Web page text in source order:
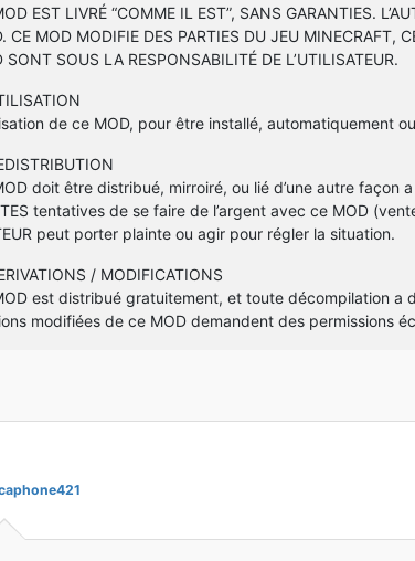
EST LIVRÉ “COMME IL EST”, SANS GARANTIES.
CE MOD MODIFIE DES PARTIES DU JEU MINECRAFT,
SONT SOUS LA RESPONSABILITÉ DE L’UTILISATEUR.
de ce MOD, pour être installé, automatiquement
doit être distribué, mirroiré, ou lié d’une autre façon
tentatives de se faire de l’argent avec ce MOD
peut porter plainte ou agir pour régler la situation.
/ MODIFICATIONS
est distribué gratuitement, et toute décompilation
modifiées de ce MOD demandent des permissions